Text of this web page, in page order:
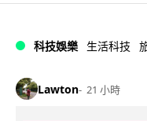
科技娛樂 生活科技
Lawton 21 小時